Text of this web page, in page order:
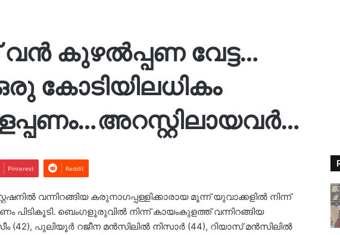
കുഴൽപ്പണ വേട്ട…
കോടിയിലധികം
Pinterest Reddit
വന്നിറങ്ങിയ കരുനാഗപ്പള്ളിക്കാരായ മൂന്ന് യുവാക്കളിൽ നിന്ന്
പിടികൂടി. ബെംഗളൂരുവിൽ നിന്ന് കായംകുളത്ത് വന്നിറങ്ങിയ
(42), പുലിയൂർ റജീന മൻസിലിൽ നിസാർ (44), റിയാസ് മൻസിലിൽ